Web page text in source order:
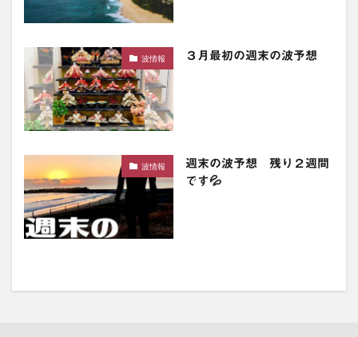
波情報 ３月最初の週末の波予想
波情報
週末の波予想 残り２週間
です💦